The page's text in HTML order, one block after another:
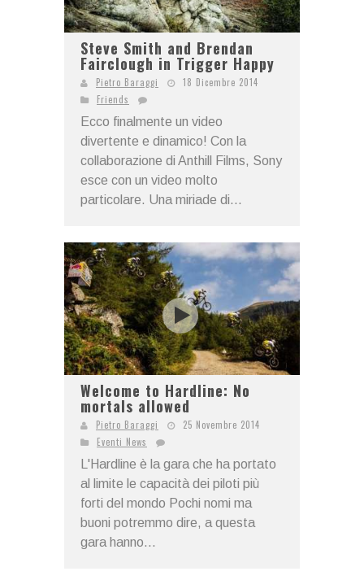
Steve Smith and Brendan
Fairclough in Trigger Happy
Pietro Baraggi
18 Dicembre 2014
Friends
Ecco finalmente un video
divertente e dinamico! Con la
collaborazione di Anthill Films, Sony
esce con un video molto
particolare. Una miriade di...
Welcome to Hardline: No
mortals allowed
Pietro Baraggi
25 Novembre 2014
Eventi News
L'Hardline è la gara che ha portato
al limite le capacità dei piloti più
forti del mondo Pochi nomi ma
buoni potremmo dire, a questa
gara hanno...